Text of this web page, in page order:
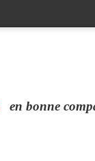
en bonne